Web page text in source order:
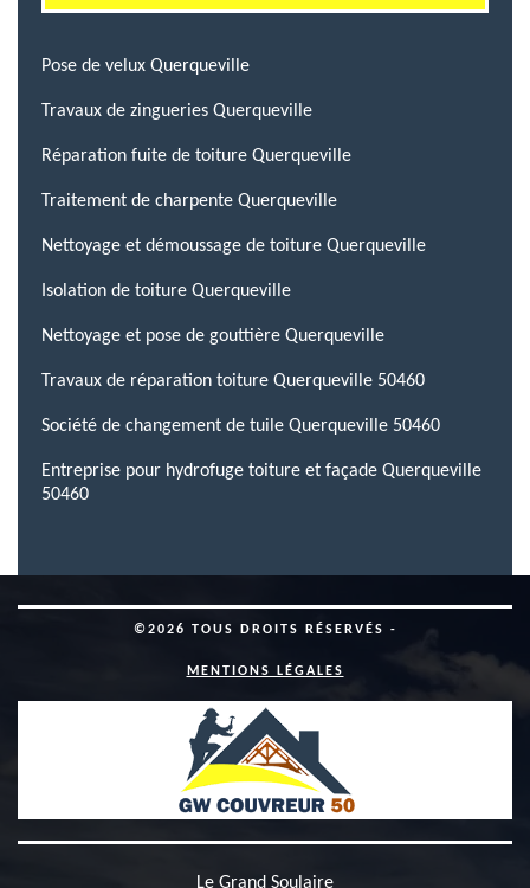
Pose de velux Querqueville
Travaux de zingueries Querqueville
Réparation fuite de toiture Querqueville
Traitement de charpente Querqueville
Nettoyage et démoussage de toiture Querqueville
Isolation de toiture Querqueville
Nettoyage et pose de gouttière Querqueville
Travaux de réparation toiture Querqueville 50460
Société de changement de tuile Querqueville 50460
Entreprise pour hydrofuge toiture et façade Querqueville
50460
©2026 TOUS DROITS RÉSERVÉS -
MENTIONS LÉGALES
Le Grand Soulaire